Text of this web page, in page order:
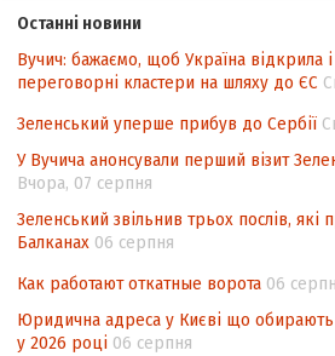
походження товарів
Угоди про торговельні
інтелектуальної власності
контексті євроінтеграції
Аналіз виборчого
невизначеності механізму
підрахунку голосів виборців
Інформаційна безпека
Останні новини
Вучич: бажаємо, щоб Україна відкрила і
переговорні кластери на шляху до ЄС
Зеленський уперше прибув до Сербії
У Вучича анонсували перший візит
Вчора, 07 серпня
Зеленський звільнив трьох послів, які
Балканах 06 серпня
Как работают откатные ворота 06
Юридична адреса у Києві що обирають
у 2026 році 06 серпня